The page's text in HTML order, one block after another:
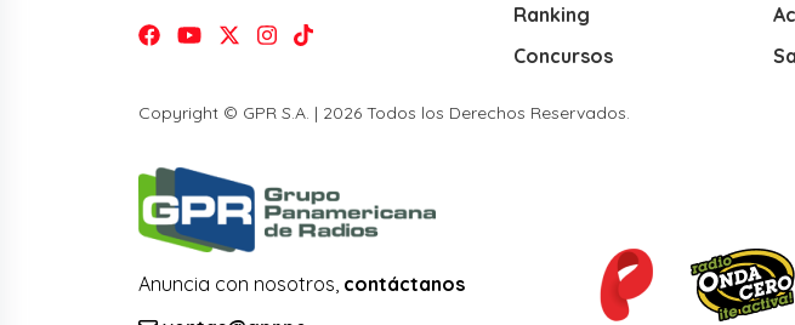
Ranking
Concursos
Copyright © GPR S.A. | 2026 Todos los Derechos Reservados.
Anuncia con nosotros, contáctanos